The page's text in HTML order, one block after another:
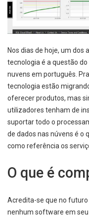
Nos dias de hoje, um
tecnologia é a questão
nuvens em português.
tecnologia estão
oferecer produtos, mas
utilizadores tenham de
suportar todo o
de dados nas núvens é o
como referência os
O que é
Acredita-se que no
nenhum software em